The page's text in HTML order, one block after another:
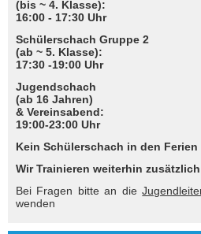
(bis ~ 4. Klasse):
16:00 - 17:30 Uhr
Schülerschach Gruppe 2
(ab ~ 5. Klasse):
17:30 -19:00 Uhr
Jugendschach
(ab 16 Jahren)
& Vereinsabend:
19:00-23:00 Uhr
Kein Schülerschach in den Ferien
Wir Trainieren weiterhin
Bei Fragen bitte an die
wenden